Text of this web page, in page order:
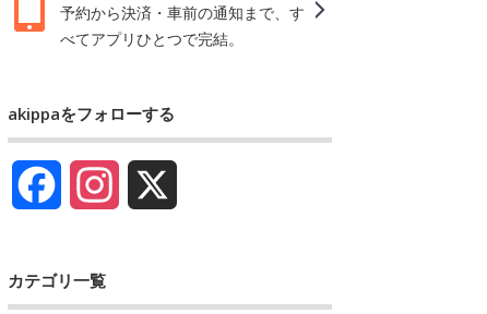
予約から決済・車前の通知まで、す
べてアプリひとつで完結。
akippaをフォローする
FacebookInstagram
カテゴリ一覧